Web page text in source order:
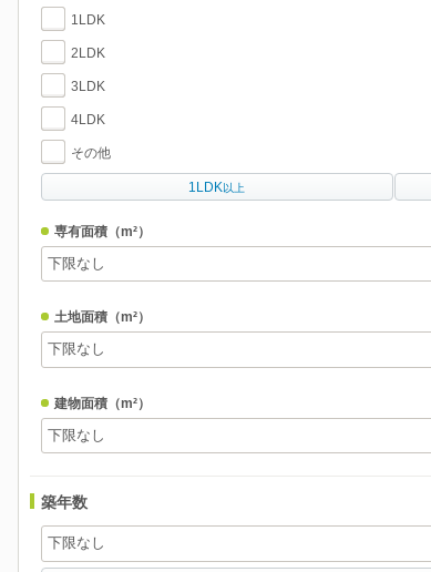
1LDK
2LDK
3LDK
4LDK
その他
1LDK 以上
専有面積（m²）
土地面積（m²）
建物面積（m²）
築年数